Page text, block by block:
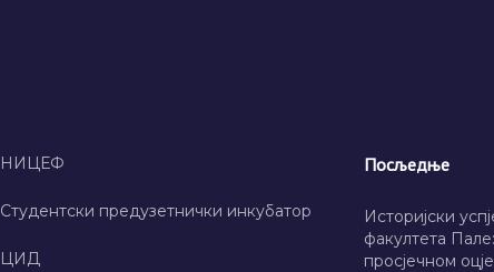
НИЦЕФ
Студентски предузетнички инкубатор
ЦИД
Посљедње
Историјски
факултета
просјечном